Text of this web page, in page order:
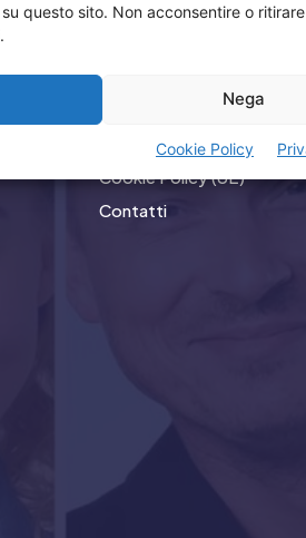
questo sito. Non acconsentire o
Nega
Cookie Policy
Menù
Privacy
Iscrizione Newsletter
Cookie Policy (UE)
Contatti